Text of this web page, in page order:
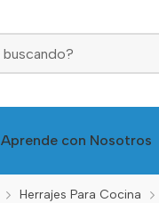
Aprende con Nosotros
Herrajes Para Cocina